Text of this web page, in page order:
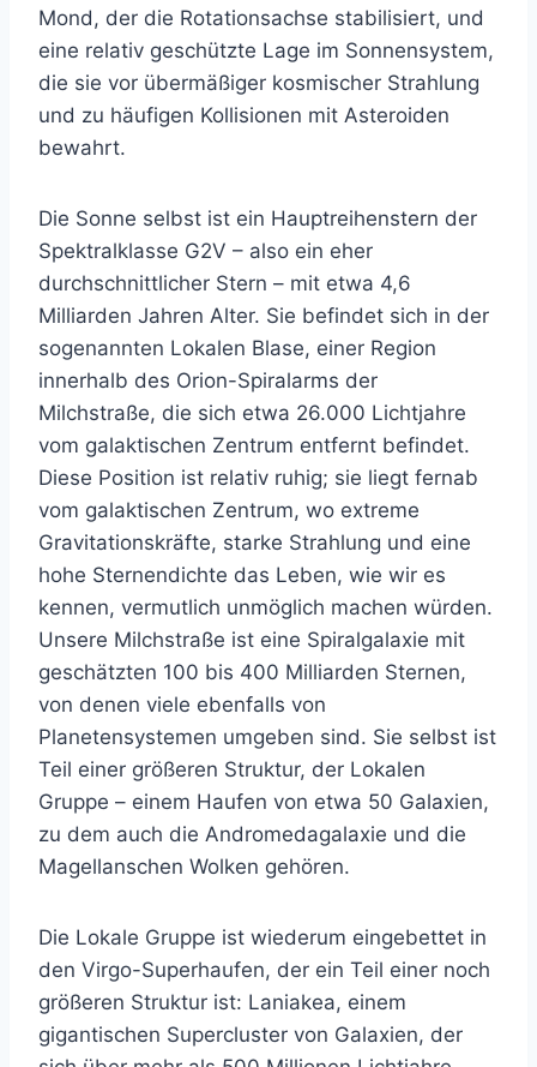
Mond, der die Rotationsachse stabilisiert, und
eine relativ geschützte Lage im Sonnensystem,
die sie vor übermäßiger kosmischer Strahlung
und zu häufigen Kollisionen mit Asteroiden
bewahrt.
Die Sonne selbst ist ein Hauptreihenstern der
Spektralklasse G2V – also ein eher
durchschnittlicher Stern – mit etwa 4,6
Milliarden Jahren Alter. Sie befindet sich in der
sogenannten Lokalen Blase, einer Region
innerhalb des Orion-Spiralarms der
Milchstraße, die sich etwa 26.000 Lichtjahre
vom galaktischen Zentrum entfernt befindet.
Diese Position ist relativ ruhig; sie liegt fernab
vom galaktischen Zentrum, wo extreme
Gravitationskräfte, starke Strahlung und eine
hohe Sternendichte das Leben, wie wir es
kennen, vermutlich unmöglich machen würden.
Unsere Milchstraße ist eine Spiralgalaxie mit
geschätzten 100 bis 400 Milliarden Sternen,
von denen viele ebenfalls von
Planetensystemen umgeben sind. Sie selbst ist
Teil einer größeren Struktur, der Lokalen
Gruppe – einem Haufen von etwa 50 Galaxien,
zu dem auch die Andromedagalaxie und die
Magellanschen Wolken gehören.
Die Lokale Gruppe ist wiederum eingebettet in
den Virgo-Superhaufen, der ein Teil einer noch
größeren Struktur ist: Laniakea, einem
gigantischen Supercluster von Galaxien, der